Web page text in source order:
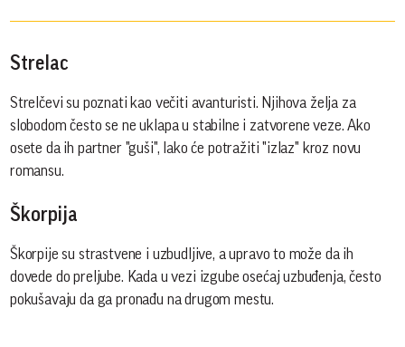
Strelac
Strelčevi su poznati kao večiti avanturisti. Njihova želja za
slobodom često se ne uklapa u stabilne i zatvorene veze. Ako
osete da ih partner "guši", lako će potražiti "izlaz" kroz novu
romansu.
Škorpija
Škorpije su strastvene i uzbudljive, a upravo to može da ih
dovede do preljube. Kada u vezi izgube osećaj uzbuđenja, često
pokušavaju da ga pronađu na drugom mestu.